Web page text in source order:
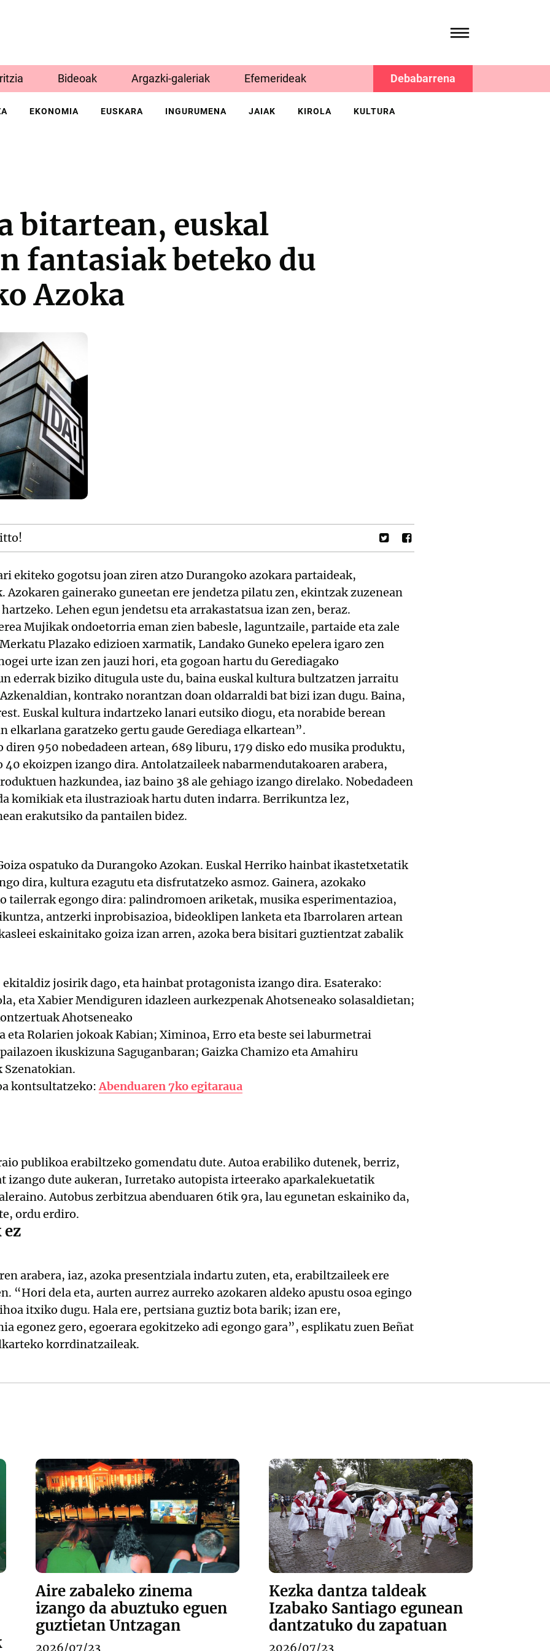
Bideoak Argazki-galeriak Efemerideak Debabarrena
EKONOMIA EUSKARA INGURUMENA JAIAK KIROLA KULTURA
bitartean, euskal
fantasiak beteko du
Azoka
ekiteko gogotsu joan ziren atzo Durangoko azokara partaideak,
gainerako guneetan ere jendetza pilatu zen, ekintzak zuzenean
Lehen egun jendetsu eta arrakastatsua izan zen, beraz.
Mujikak ondoetorria eman zien babesle, laguntzaile, partaide eta zale
Plazako edizioen xarmatik, Landako Guneko epelera igaro zen
urte izan zen jauzi hori, eta gogoan hartu du Gerediagako
ederrak biziko ditugula uste du, baina euskal kultura bultzatzen jarraitu
kontrako norantzan doan oldarraldi bat bizi izan dugu. Baina,
Euskal kultura indartzeko lanari eutsiko diogu, eta norabide berean
elkarlana garatzeko gertu gaude Gerediaga elkartean”.
diren 950 nobedadeen artean, 689 liburu, 179 disko edo musika produktu,
ekoizpen izango dira. Antolatzaileek nabarmendutakoaren arabera,
hazkundea, iaz baino 38 ale gehiago izango direlako. Nobedadeen
komikiak eta ilustrazioak hartu duten indarra. Berrikuntza lez,
erakutsiko da pantailen bidez.
ospatuko da Durangoko Azokan. Euskal Herriko hainbat ikastetxetatik
dira, kultura ezagutu eta disfrutatzeko asmoz. Gainera, azokako
tailerrak egongo dira: palindromoen ariketak, musika esperimentazioa,
antzerki inprobisazioa, bideoklipen lanketa eta Ibarrolaren artean
eskainitako goiza izan arren, azoka bera bisitari guztientzat zabalik
josirik dago, eta hainbat protagonista izango dira. Esaterako:
eta Xabier Mendiguren idazleen aurkezpenak Ahotseneako solasaldietan;
Ahotseneako
eta Rolarien jokoak Kabian; Ximinoa, Erro eta beste sei laburmetrai
ikuskizuna Saguganbaran; Gaizka Chamizo eta Amahiru
kontsultatzeko:Abenduaren 7ko egitaraua
publikoa erabiltzeko gomendatu dute. Autoa erabiliko dutenek, berriz,
izango dute aukeran, Iurretako autopista irteerako aparkalekuetatik
Autobus zerbitzua abenduaren 6tik 9ra, lau egunetan eskainiko da,
ordu erdiro.
arabera, iaz, azoka presentziala indartu zuten, eta, erabiltzaileek ere
“Hori dela eta, aurten aurrez aurreko azokaren aldeko apustu osoa egingo
itxiko dugu. Hala ere, pertsiana guztiz bota barik; izan ere,
egonez gero, egoerara egokitzeko adi egongo gara”, esplikatu zuen Beñat
korrdinatzaileak.
Aire zabaleko zinema
izango da abuztuko eguen
guztietan Untzagan
2026/07/23
Kezka dantza taldeak
Izabako Santiago egunean
dantzatuko du zapatuan
2026/07/23